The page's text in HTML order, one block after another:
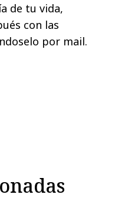
de tu vida,
con las
por mail.